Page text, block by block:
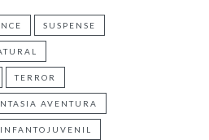
SUSPENSE
TERROR
AVENTURA
INFANTOJUVENIL